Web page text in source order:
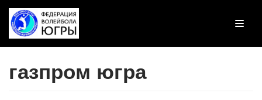
Перейти
к
газпром югра